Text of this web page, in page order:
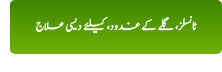
ٹانسلز، گلے کے غدود، کیلئے دیسی علاج